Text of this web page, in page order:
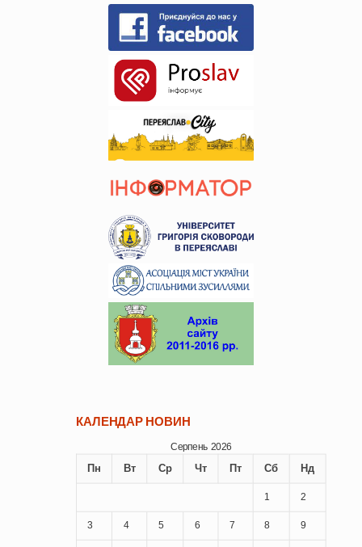
КАЛЕНДАР НОВИН
Серпень 2026
Пн Вт Ср Чт Пт Сб Нд
1 2
3 4 5 6 7 8 9